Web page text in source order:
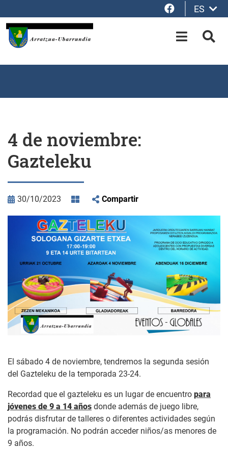
Facebook
ES
OPEN-
4 de noviembre:
Gazteleku
30/10/2023 Compartir
El sábado 4 de noviembre, tendremos la segunda sesión
del Gazteleku de la temporada 23-24.
Recordad que el gazteleku es un lugar de encuentro para
jóvenes de 9 a 14 años donde además de juego libre,
podrás disfrutar de talleres o diferentes actividades según
la programación. No podrán acceder niños/as menores de
9 años.